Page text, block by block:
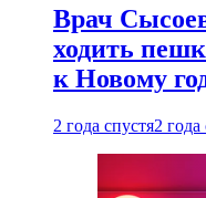
Врач
ходить
к Новому
2 года спустя2 года